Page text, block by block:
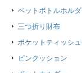
ペットボトルホル
三つ折り財布
ポケットティッシ
ピンクッション